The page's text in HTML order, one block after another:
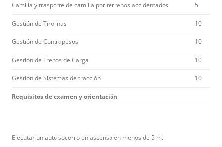
Camilla y trasporte de camilla por terrenos accidentados 5
Gestión de Tirolinas 10
Gestión de Contrapesos 10
Gestión de Frenos de Carga 10
Gestión de Sistemas de tracción 10
Requisitos de examen y orientación
Ejecutar un auto socorro en ascenso en menos de 5 m.